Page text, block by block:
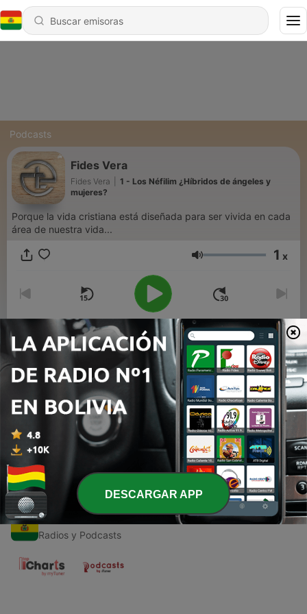
Podcasts
Fides Vera
Fides Vera
1 - Los Néfilim ¿Híbridos de ángeles y
mujeres?
Porque la vida cristiana está diseñada para ser vivida en cada
área de nuestra vida...
Volumen 1 x
00:00
Episodios
1 - Los Néfilim ¿Híbridos de ángeles y mujeres?
03 abr. 2021
Radios de Bolivia
Radios y Podcasts
DESCARGAR APP